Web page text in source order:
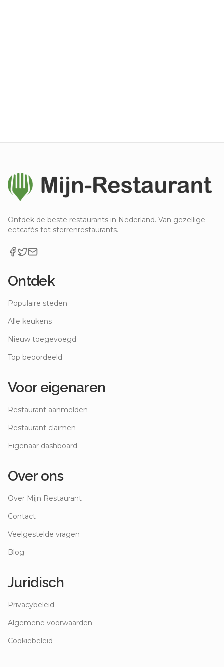
Ontdek de beste restaurants in Nederland. Van gezellige
eetcafés tot sterrenrestaurants.
Ontdek
Populaire steden
Alle keukens
Nieuw toegevoegd
Top beoordeeld
Voor eigenaren
Restaurant aanmelden
Restaurant claimen
Eigenaar dashboard
Over ons
Over Mijn Restaurant
Contact
Veelgestelde vragen
Blog
Juridisch
Privacybeleid
Algemene voorwaarden
Cookiebeleid